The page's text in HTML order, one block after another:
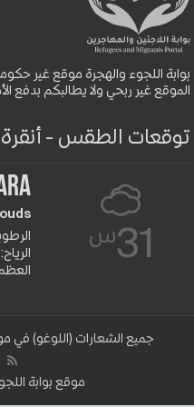
الموقع غير ربحي ولا يطالبكم بدفع
توقعات الطقس - أنقرة
31س
الرطوبة:
الرياح: 2كيلومتر/ساعة ش.ش.ق‎
العظمى 31 •
جميع الشعارات (اللوغو) في
موقع بوابة